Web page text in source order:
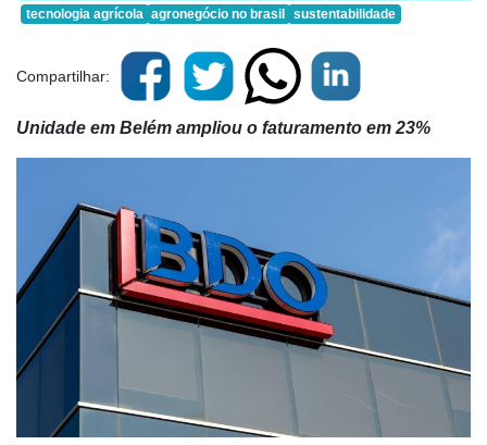
tecnologia agrícola agronegócio no brasil sustentabilidade
Compartilhar:
Unidade em Belém ampliou o faturamento em 23%